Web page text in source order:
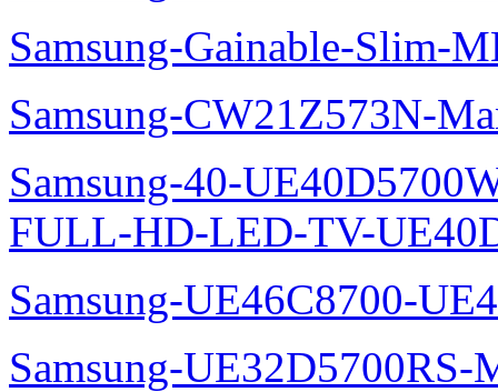
Samsung-Gainable-Slim-
Samsung-CW21Z573N-
Samsung-40-
FULL-HD-LED-TV-
Samsung-UE46C8700-
Samsung-UE32D5700RS-